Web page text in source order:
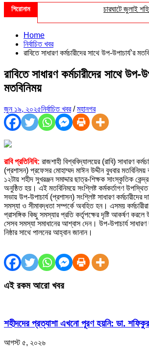
শিরোনাম চারঘাটে জুলাই শহিদ
Home
নির্বাচিত খবর
রাবিতে সাধারণ কর্মচারীদের সাথে উপ-উপাচার্য’র
রাবিতে সাধারণ কর্মচারীদের সাথে উপ-
মতবিনিময়
জুন ১৯, ২০২৫নির্বাচিত খবর/মহানগর
রাবি প্রতিনিধি: রাজশাহী বিশ্ববিদ্যালয়ের (রাবি) সাধারণ
(প্রশাসন) প্রফেসর মোহাম্মদ মাঈন উদ্দীন বুধবার
১২টায় শহীদ সুখরঞ্জন সমাদ্দার ছাত্র-শিক্ষক সাংস্কৃতিক
অনুষ্ঠিত হয়। এই মতবিনিময়ে সংশ্লিষ্ট কর্মকর্তাগণ
সভায় উপ-উপাচার্য (প্রশাসন) সংশ্লিষ্ট সাধারণ কর্মচারীদের
সমস্যা ও সীমাবদ্ধতা সম্পর্কে অবহিত হন। এসময়
প্রাসঙ্গিক কিছু সমস্যার প্রতি কর্তৃপক্ষের দৃষ্টি আকর্ষণ করলে
সেসব সমস্যা সমাধানের আশ্বাস দেন। উপ-উপাচার্য সাধারণ
নিষ্ঠার সাথে পালনের আহ্বান জানান।
এই রকম আরো খবর
শহীদদের প্রত্যাশা এখনো পূরণ হয়নি: ডা.
আগস্ট ৫, ২০২৬